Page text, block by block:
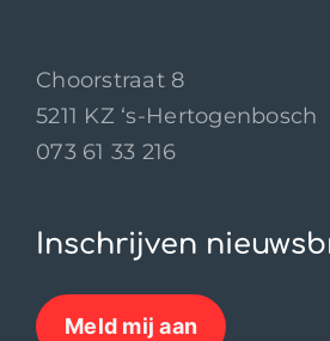
Choorstraat 8
5211 KZ ‘s-Hertogenbosch
073 61 33 216
Inschrijven
Meld mij aan